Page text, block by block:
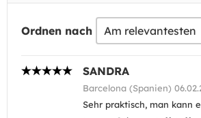
Ordnen nach
SANDRA
Barcelona (Spanien)
Sehr praktisch, man kann